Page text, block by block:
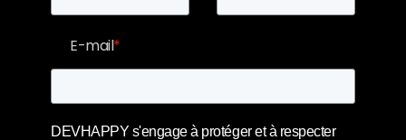
E-mail*
DEVHAPPY s'engage à protéger et à respecter